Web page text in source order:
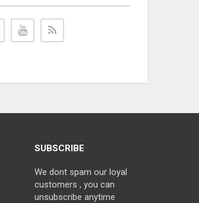
SUBSCRIBE
We dont spam our loyal
customers , you can
unsubscribe anytime